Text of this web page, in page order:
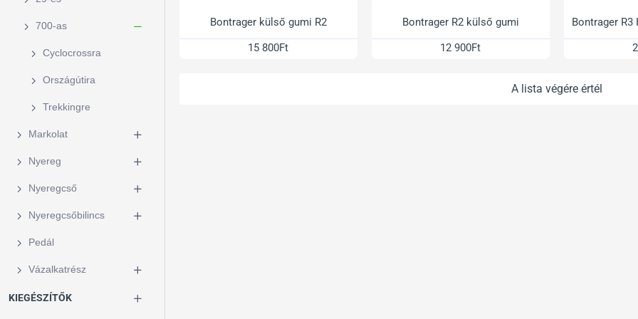
700-as
Cyclocrossra
Országútira
Trekkingre
Markolat
Nyereg
Nyeregcső
Nyeregcsőbilincs
Pedál
Vázalkatrész
KIEGÉSZÍTŐK
Bontrager külső gumi R2
15 800Ft
Bontrager R2 külső gumi
12 900Ft
Bontrager R3
A lista végére értél